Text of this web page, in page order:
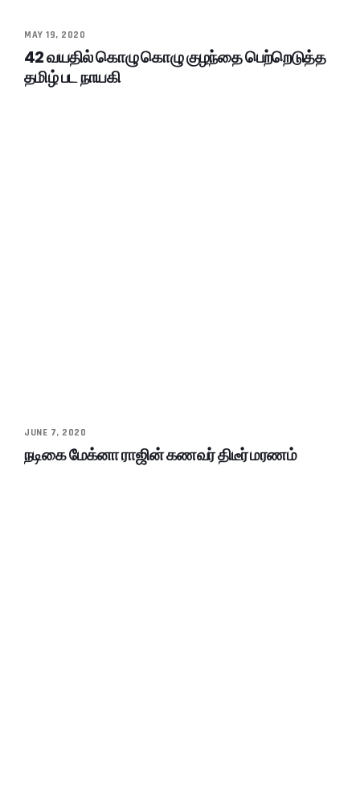
MAY 19, 2020
42 வயதில் கொழு கொழு குழந்தை பெற்றெடுத்த
தமிழ் பட நாயகி
JUNE 7, 2020
நடிகை மேக்னா ராஜின் கணவர் திடீர் மரணம்